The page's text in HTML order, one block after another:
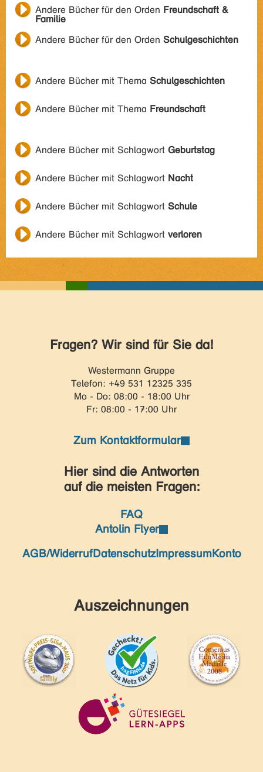
Andere Bücher für den Orden Freundschaft &
Familie
Andere Bücher für den Orden Schulgeschichten
Andere Bücher mit Thema Schulgeschichten
Andere Bücher mit Thema Freundschaft
Andere Bücher mit Schlagwort Geburtstag
Andere Bücher mit Schlagwort Nacht
Andere Bücher mit Schlagwort Schule
Andere Bücher mit Schlagwort verloren